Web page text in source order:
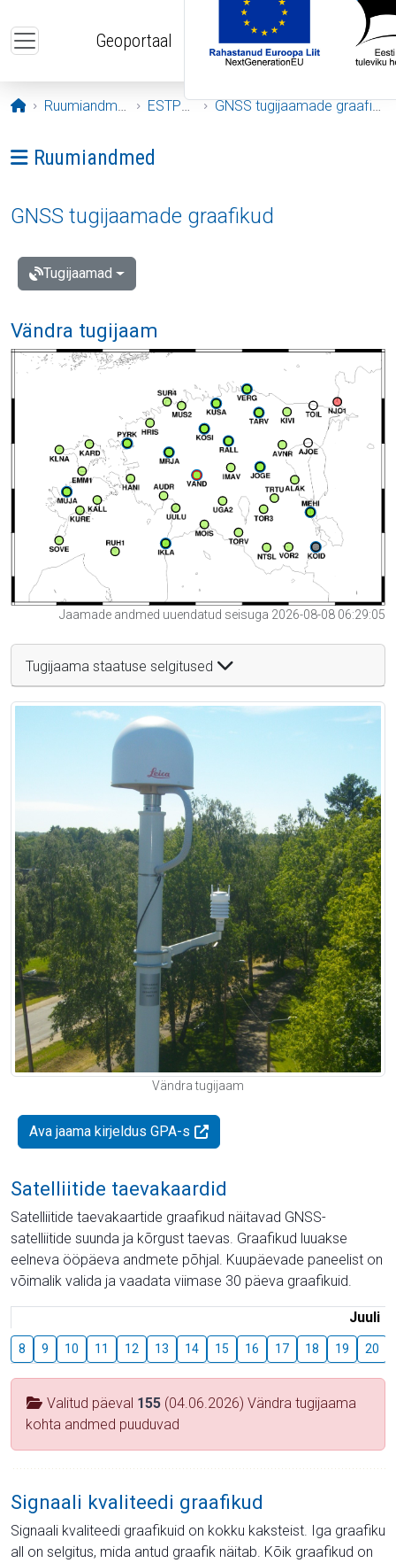
Geoportaal
Avaleht
Ruumiandmed ESTPOS GNSS tugijaamade graafikud
Ava menüü: Ruumiandmed
Ruumiandmed
GNSS tugijaamade graafikud
Tugijaamad
Vändra tugijaam
Jaamade andmed uuendatud seisuga 2026-08-08 06:29:05
Tugijaama staatuse selgitused
Vändra tugijaam
Ava jaama kirjeldus GPA-s
Satelliitide taevakaardid
Satelliitide taevakaartide graafikud näitavad GNSS-
satelliitide suunda ja kõrgust taevas. Graafikud luuakse
eelneva ööpäeva andmete põhjal. Kuupäevade paneelist on
võimalik valida ja vaadata viimase 30 päeva graafikuid.
Juuli
8 9 10 11 12 13 14 15 16 17 18 19 20
Valitud päeval 155 (04.06.2026) Vändra tugijaama
kohta andmed puuduvad
Signaali kvaliteedi graafikud
Signaali kvaliteedi graafikuid on kokku kaksteist. Iga graafiku
all on selgitus, mida antud graafik näitab. Kõik graafikud on